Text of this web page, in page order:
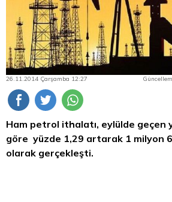
26.11.2014 Çarşamba 12:27
Ham petrol ithalatı, eylülde geçen
göre yüzde 1,29 artarak 1 milyon
olarak gerçekleşti.